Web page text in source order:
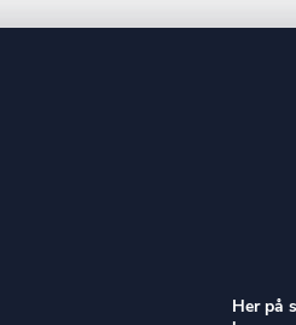
Her på